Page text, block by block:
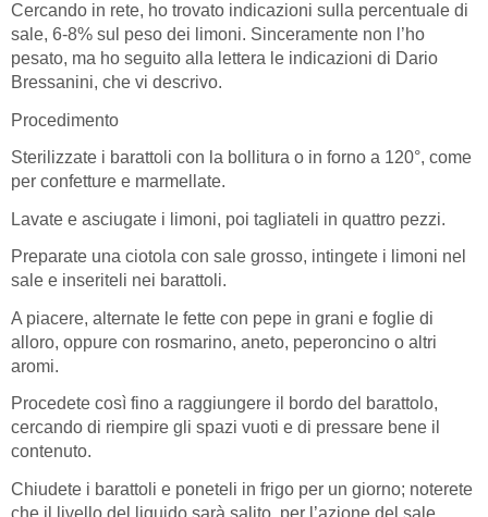
Cercando in rete, ho trovato indicazioni sulla percentuale di
sale, 6-8% sul peso dei limoni. Sinceramente non l’ho
pesato, ma ho seguito alla lettera le indicazioni di Dario
Bressanini, che vi descrivo.
Procedimento
Sterilizzate i barattoli con la bollitura o in forno a 120°, come
per confetture e marmellate.
Lavate e asciugate i limoni, poi tagliateli in quattro pezzi.
Preparate una ciotola con sale grosso, intingete i limoni nel
sale e inseriteli nei barattoli.
A piacere, alternate le fette con pepe in grani e foglie di
alloro, oppure con rosmarino, aneto, peperoncino o altri
aromi.
Procedete così fino a raggiungere il bordo del barattolo,
cercando di riempire gli spazi vuoti e di pressare bene il
contenuto.
Chiudete i barattoli e poneteli in frigo per un giorno; noterete
che il livello del liquido sarà salito, per l’azione del sale.